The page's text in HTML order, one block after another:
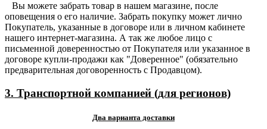
Вы можете забрать товар в нашем магазине, после
оповещения о его наличие. Забрать покупку может лично
Покупатель, указанные в договоре или в личном кабинете
нашего интернет-магазина. А так же любое лицо с
письменной доверенностью от Покупателя или указанное в
договоре купли-продажи как "Доверенное" (обязательно
предварительная договоренность с Продавцом).
3. Транспортной компанией (для регионов)
Два варианта доставки